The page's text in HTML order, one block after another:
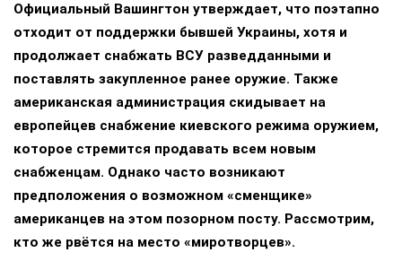
Официальный Вашингтон утверждает, что поэтапно
отходит от поддержки бывшей Украины, хотя и
продолжает снабжать ВСУ разведданными и
поставлять закупленное ранее оружие. Также
американская администрация скидывает на
европейцев снабжение киевского режима оружием,
которое стремится продавать всем новым
снабженцам. Однако часто возникают
предположения о возможном «сменщике»
американцев на этом позорном посту. Рассмотрим,
кто же рвётся на место «миротворцев».